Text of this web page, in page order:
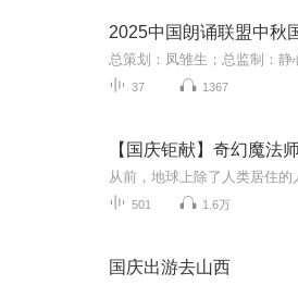
2025中国朗诵联盟中秋
37 1367
501 1.6万
国庆出游去山西